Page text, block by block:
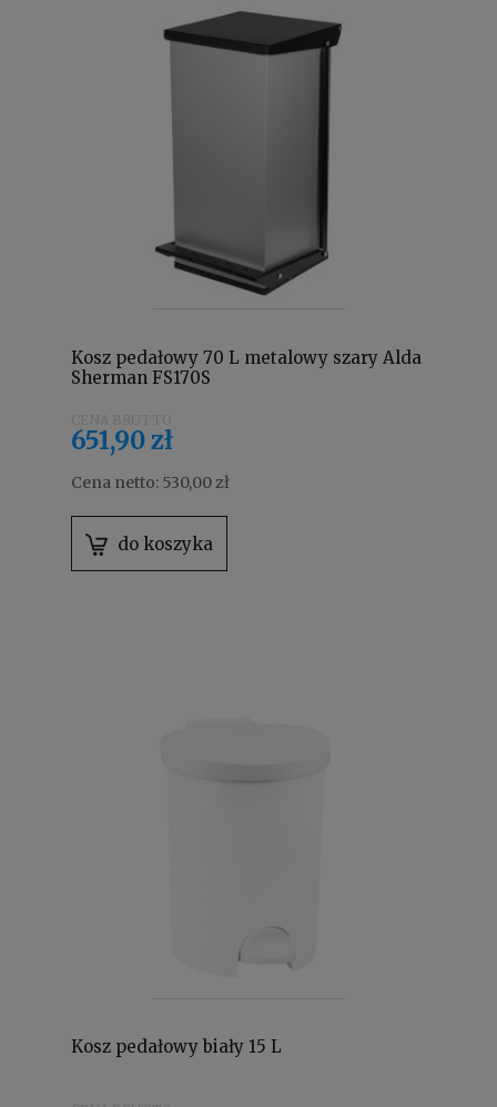
Kosz pedałowy 70 L metalowy szary Alda
Sherman FS170S
651,90 zł
Cena netto: 530,00 zł
do koszyka
Kosz pedałowy biały 15 L